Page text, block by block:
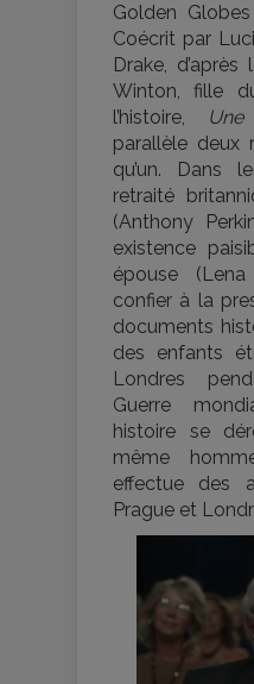
Golden
Coécrit par
Drake,
Winton, fille
l’histoire,
parallèle deux
qu’un. Dans
retraité
(Anthony
existence
épouse
confier à la
documents
des enfants
Londres
Guerre
histoire se
même
effectue des
Prague et